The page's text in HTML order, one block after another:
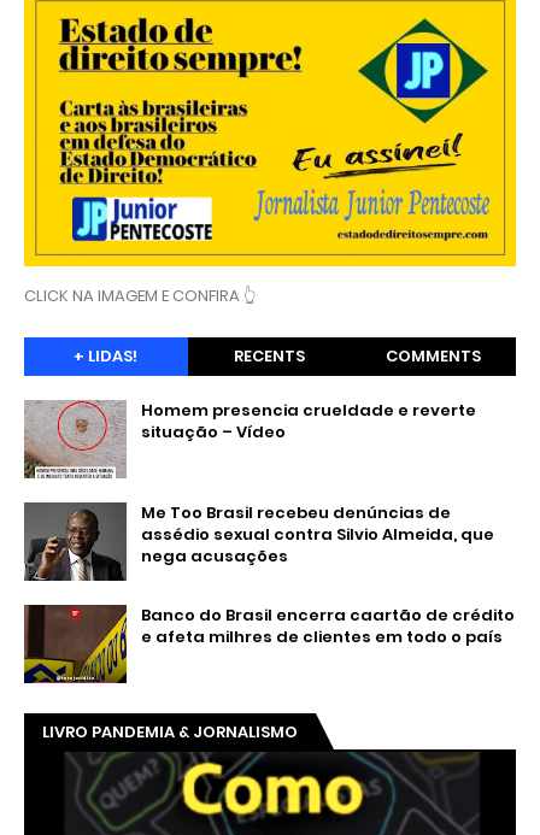
CLICK NA IMAGEM E CONFIRA 👆
+ LIDAS! RECENTS COMMENTS
Homem presencia crueldade e reverte
situação – Vídeo
Me Too Brasil recebeu denúncias de
assédio sexual contra Silvio Almeida, que
nega acusações
Banco do Brasil encerra caartão de crédito
e afeta milhres de clientes em todo o país
LIVRO PANDEMIA & JORNALISMO